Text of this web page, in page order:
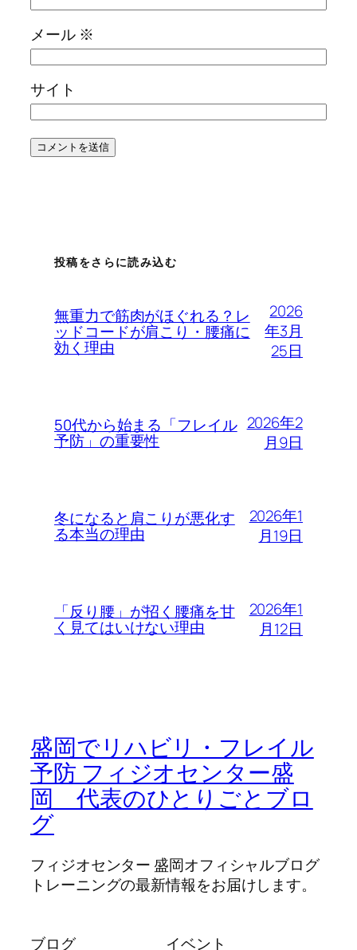
メール ※
サイト
投稿をさらに読み込む
無重力で筋肉がほぐれる？レ
ッドコードが肩こり・腰痛に
効く理由
2026
年3月
25日
50代から始まる「フレイル
予防」の重要性
2026年2
月9日
冬になると肩こりが悪化す
る本当の理由
2026年1
月19日
「反り腰」が招く腰痛を甘
く見てはいけない理由
2026年1
月12日
盛岡でリハビリ・フレイル
予防 フィジオセンター盛
岡 代表のひとりごとブロ
グ
フィジオセンター 盛岡オフィシャルブログ
トレーニングの最新情報をお届けします。
ブログ イベント